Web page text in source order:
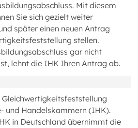
Mit diesem
Sie sich gezielt weiter
später einen neuen Antrag
stellen.
gar nicht
lehnt die IHK Ihren Antrag ab.
und Handelskammern (IHK).
in Deutschland übernimmt die